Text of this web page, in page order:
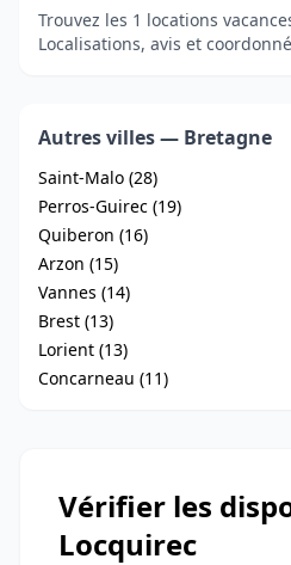
Trouvez les 1 locations
Localisations, avis et
Autres villes — Bretagne
Saint-Malo (28)
Perros-Guirec (19)
Quiberon (16)
Arzon (15)
Vannes (14)
Brest (13)
Lorient (13)
Concarneau (11)
Vérifier les
Locquirec